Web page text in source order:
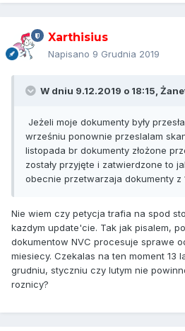
Xarthisius
Napisano 9 Grudnia 2019
W dniu 9.12.2019 o 18:15,
Jeżeli moje dokumenty były
wrześniu ponownie przeslalam
listopada br dokumenty złożone
zostały przyjęte i zatwierdzone to
obecnie przetwarzaja dokumenty z
Nie wiem czy petycja trafia na spod
kazdym update'cie. Tak jak pisalem,
dokumentow NVC procesuje sprawe
miesiecy. Czekalas na ten moment 13
grudniu, styczniu czy lutym nie
roznicy?